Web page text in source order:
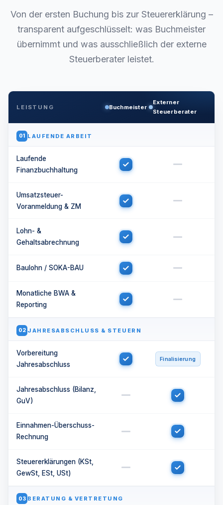
Von der ersten Buchung bis zur Steuererklärung –
transparent aufgeschlüsselt: was Buchmeister
übernimmt und was ausschließlich der externe
Steuerberater leistet.
LEISTUNG Buchmeister
Externer
Steuerberater
01 LAUFENDE ARBEIT
Laufende
Finanzbuchhaltung
Umsatzsteuer-
Voranmeldung & ZM
Lohn- &
Gehaltsabrechnung
Baulohn / SOKA-BAU
Monatliche BWA &
Reporting
02 JAHRESABSCHLUSS & STEUERN
Vorbereitung
Jahresabschluss
Finalisierung
Jahresabschluss (Bilanz,
GuV)
Einnahmen-Überschuss-
Rechnung
Steuererklärungen (KSt,
GewSt, ESt, USt)
03 BERATUNG & VERTRETUNG